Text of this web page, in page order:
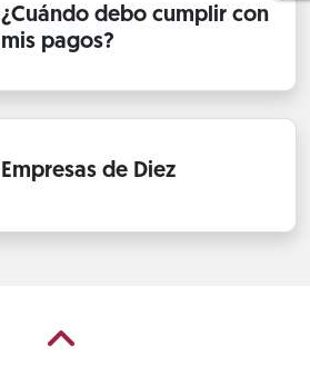
¿Cuándo debo cumplir con
mis pagos?
Empresas de Diez